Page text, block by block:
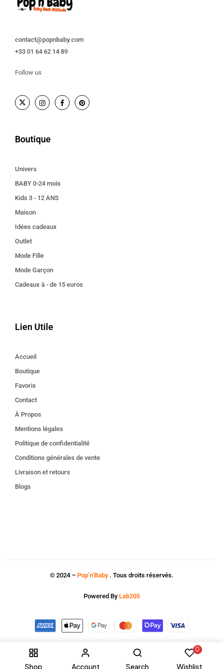
Shop Account Search
0
Wishlist
contact@popnbaby.com
+33 01 64 62 14 89
Follow us
Boutique
Univers
BABY 0-24 mois
Kids 3 - 12 ANS
Maison
Idées cadeaux
Outlet
Mode Fille
Mode Garçon
Cadeaux à - de 15 euros
Lien Utile
Accueil
Boutique
Favoris
Contact
À Propos
Mentions légales
Politique de confidentialité
Conditions générales de vente
Livraison et retours
Blogs
© 2024 – Pop’n’Baby. Tous droits réservés.
Powered By Lab205